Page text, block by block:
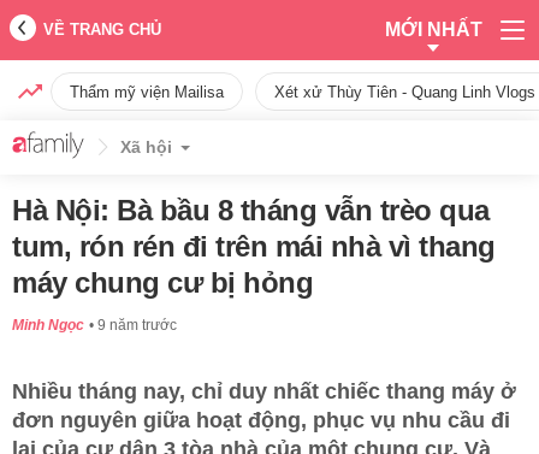
VỀ TRANG CHỦ MỚI NHẤT
Thẩm mỹ viện Mailisa Xét xử Thùy Tiên - Quang Linh
Xã hội
Hà Nội: Bà bầu 8 tháng vẫn trèo qua
tum, rón rén đi trên mái nhà vì thang
máy chung cư bị hỏng
Minh Ngọc 9 năm trước
Nhiều tháng nay, chỉ duy nhất chiếc thang máy ở
đơn nguyên giữa hoạt động, phục vụ nhu cầu đi
lại của cư dân 3 tòa nhà của một chung cư. Và